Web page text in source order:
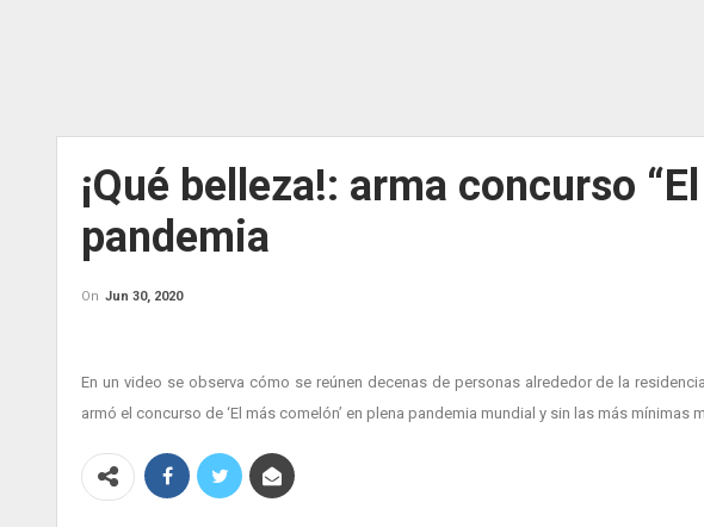
¡Qué belleza!: arma concurso
pandemia
On Jun 30, 2020
En un video se observa cómo se reúnen decenas de personas alrededor de la
armó el concurso de ‘El más comelón’ en plena pandemia mundial y sin las más mínimas